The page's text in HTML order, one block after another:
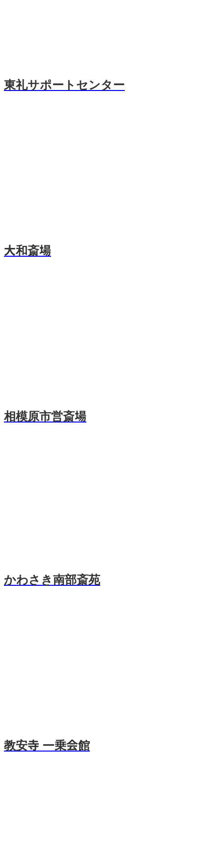
東礼サポートセンター
大和斎場
相模原市営斎場
かわさき南部斎苑
教安寺 一乗会館